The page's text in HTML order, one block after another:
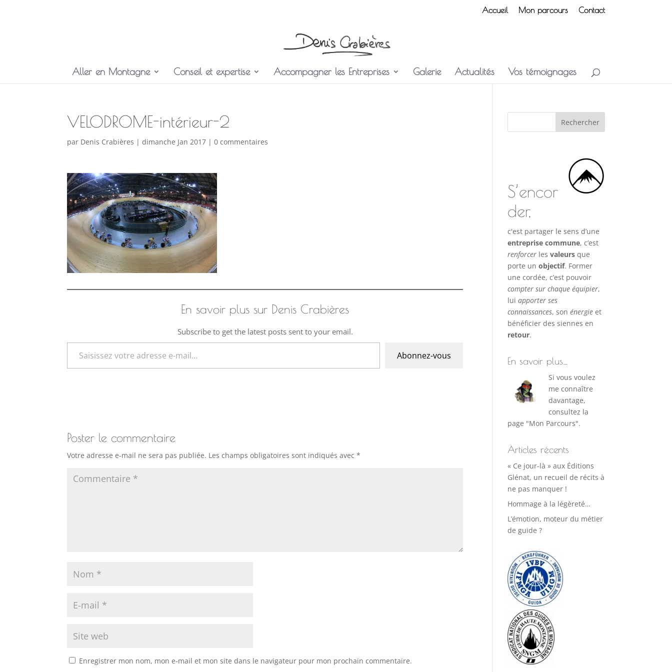
Accueil Mon parcours Contact
Aller en Montagne Conseil et expertise Accompagner les Entreprises Galerie Actualités Vos témoignages
VELODROME-intérieur-2
par Denis Crabières |dimanche Jan 2017 |0 commentaires
En savoir plus sur Denis Crabières
Subscribe to get the latest posts sent to your email.
Saisissez votre adresse e-mail…
Abonnez-vous
Poster le commentaire
Votre adresse e-mail ne sera pas publiée. Les champs obligatoires sont indiqués avec*
Enregistrer mon nom, mon e-mail et mon site dans le navigateur pour mon prochain commentaire.
S’encor
der,
c'est partager le sens d’une
entreprise commune, c’est
renforcer lesvaleurs que
porte unobjectif. Former
une cordée, c’est pouvoir
compter sur chaque équipier,
luiapporter ses
connaissances, sonénergie et
bénéficier des siennes en
retour.
En savoir plus…
Si vous voulez
me connaître
davantage,
consultez la
page "Mon Parcours".
Articles récents
« Ce jour-là » aux Éditions
Glénat, un recueil de récits à
ne pas manquer !
Hommage à la légèreté…
L’émotion, moteur du métier
de guide ?